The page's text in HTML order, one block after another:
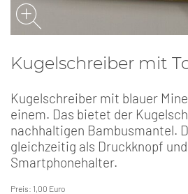
Kugelschreiber mit
Kugelschreiber mit blauer
einem. Das bietet der
nachhaltigen Bambusmantel.
gleichzeitig als Druckknopf
Smartphonehalter.
Preis: 1,00 Euro